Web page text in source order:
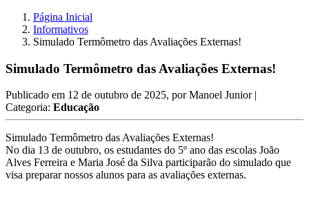
Página Inicial
Informativos
Simulado Termômetro das Avaliações Externas!
Simulado Termômetro das Avaliações Externas!
Publicado em 12 de outubro de 2025, porManoel Junior |
Categoria: Educação
Simulado Termômetro das Avaliações Externas!
No dia 13 de outubro, os estudantes do 5º ano das escolas João
Alves Ferreira e Maria José da Silva participarão do simulado que
visa preparar nossos alunos para as avaliações externas.